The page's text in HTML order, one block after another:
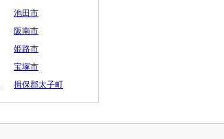
池田市
阪南市
姫路市
宝塚市
揖保郡太子町